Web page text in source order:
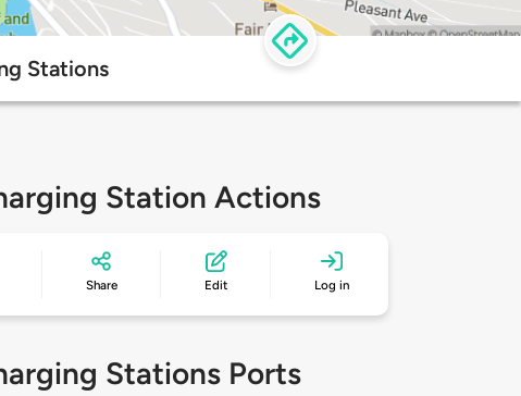
Stations
Station Actions
Share Edit Log in
Stations Ports